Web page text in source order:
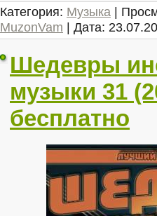
Категория: Музыка |
MuzonVam | Дата:
Шедевры
музыки 31
бесплатно